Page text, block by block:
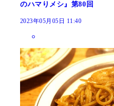
のハマりメシ』第80回
2023年05月05日 11:40